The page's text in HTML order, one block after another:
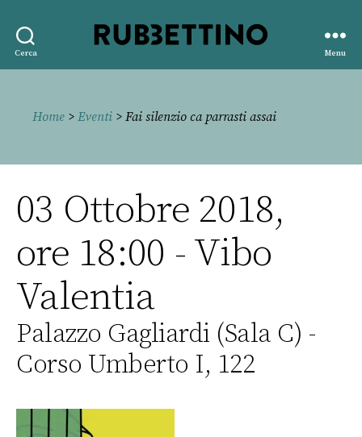
Cerca
editore
Menu
Home > Eventi > Fai silenzio ca parrasti assai
03 Ottobre 2018,
ore 18:00 - Vibo
Valentia
Palazzo Gagliardi (Sala C) -
Corso Umberto I, 122